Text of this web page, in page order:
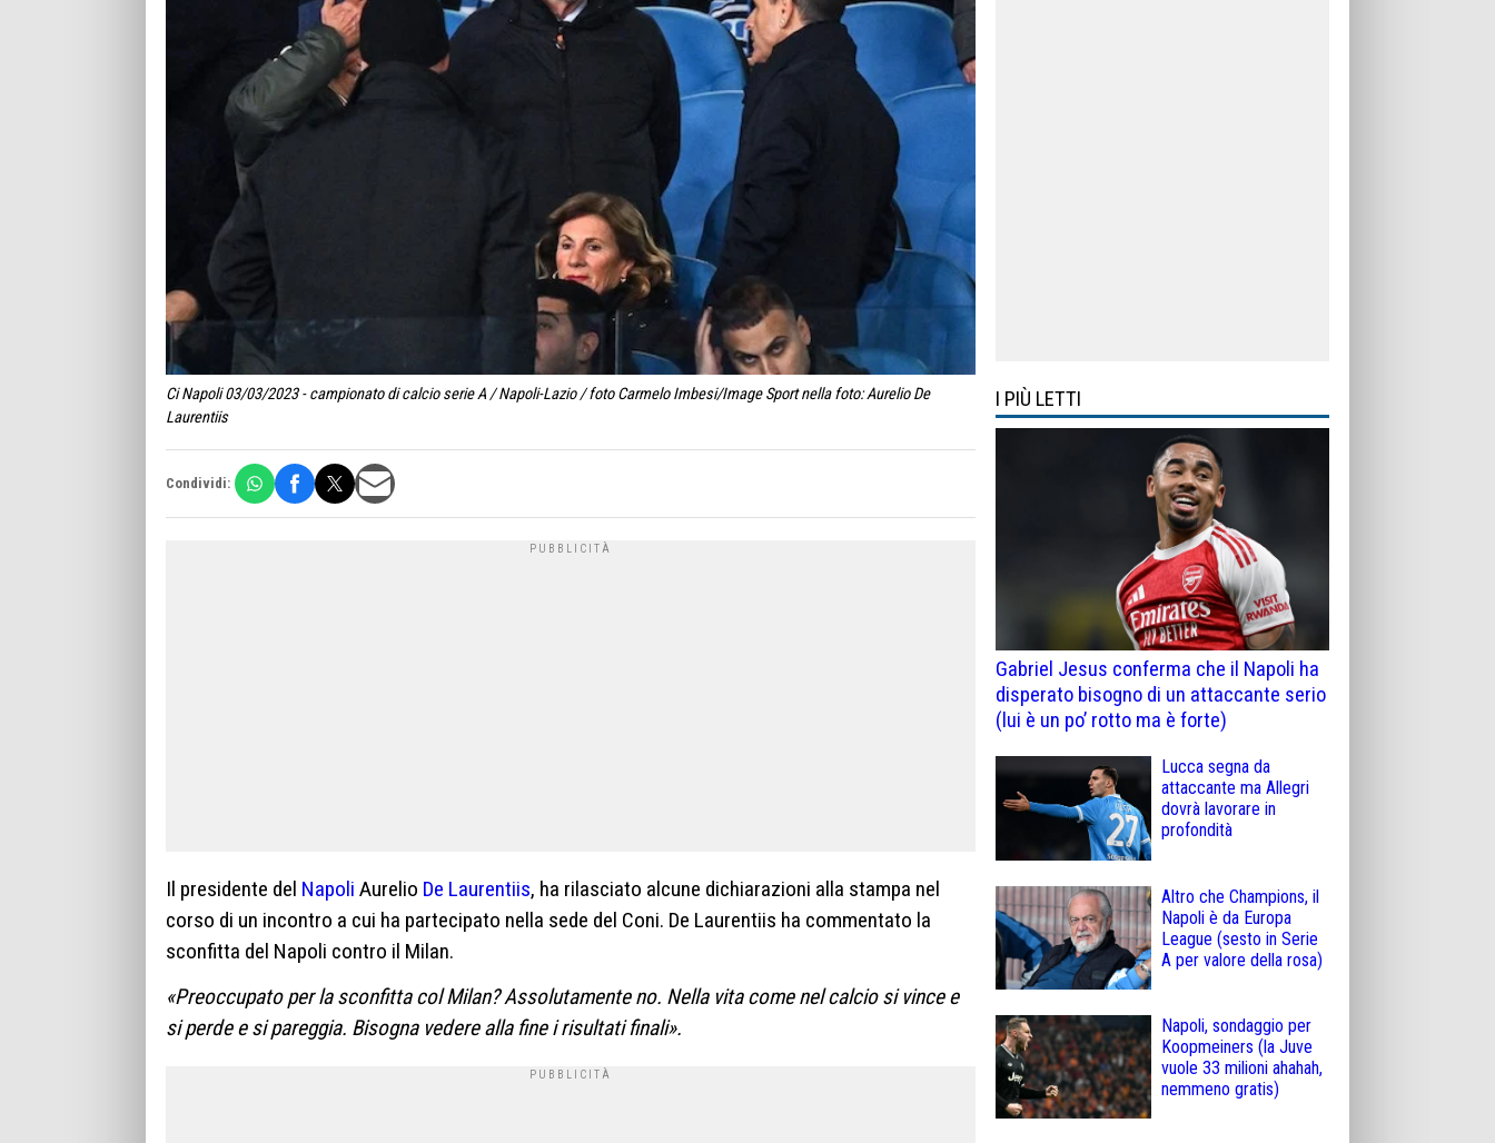
Ci Napoli 03/03/2023 - campionato di calcio serie A / Napoli-Lazio / foto Carmelo Imbesi/Image Sport nella foto: Aurelio De
Laurentiis
Condividi:
Il presidente del Napoli Aurelio De Laurentiis, ha rilasciato alcune dichiarazioni alla stampa nel
corso di un incontro a cui ha partecipato nella sede del Coni. De Laurentiis ha commentato la
sconfitta del Napoli contro il Milan.
«Preoccupato per la sconfitta col Milan? Assolutamente no. Nella vita come nel calcio si vince e
si perde e si pareggia. Bisogna vedere alla fine i risultati finali».
I PIÙ LETTI
Gabriel Jesus conferma che il Napoli ha
disperato bisogno di un attaccante serio
(lui è un po’ rotto ma è forte)
Lucca segna da
attaccante ma Allegri
dovrà lavorare in
profondità
Altro che Champions, il
Napoli è da Europa
League (sesto in Serie
A per valore della rosa)
Napoli, sondaggio per
Koopmeiners (la Juve
vuole 33 milioni ahahah,
nemmeno gratis)